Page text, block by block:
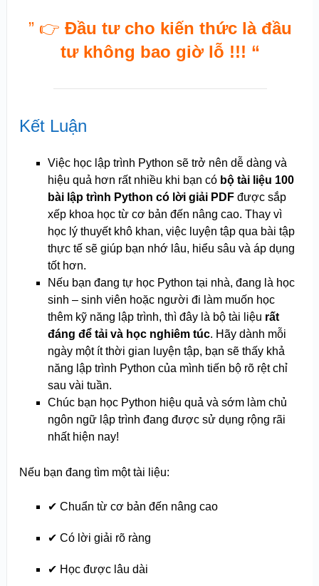
” 👉 Đầu tư cho kiến thức là đầu
tư không bao giờ lỗ !!! “
Kết Luận
Việc học lập trình Python sẽ trở nên dễ dàng và
hiệu quả hơn rất nhiều khi bạn có bộ tài liệu 100
bài lập trình Python có lời giải PDFđược sắp
xếp khoa học từ cơ bản đến nâng cao. Thay vì
học lý thuyết khô khan, việc luyện tập qua bài tập
thực tế sẽ giúp bạn nhớ lâu, hiểu sâu và áp dụng
tốt hơn.
Nếu bạn đang tự học Python tại nhà, đang là học
sinh – sinh viên hoặc người đi làm muốn học
thêm kỹ năng lập trình, thì đây là bộ tài liệu rất
đáng để tải và học nghiêm túc. Hãy dành mỗi
ngày một ít thời gian luyện tập, bạn sẽ thấy khả
năng lập trình Python của mình tiến bộ rõ rệt chỉ
sau vài tuần.
Chúc bạn học Python hiệu quả và sớm làm chủ
ngôn ngữ lập trình đang được sử dụng rộng rãi
nhất hiện nay!
Nếu bạn đang tìm một tài liệu:
✔ Chuẩn từ cơ bản đến nâng cao
✔ Có lời giải rõ ràng
✔ Học được lâu dài